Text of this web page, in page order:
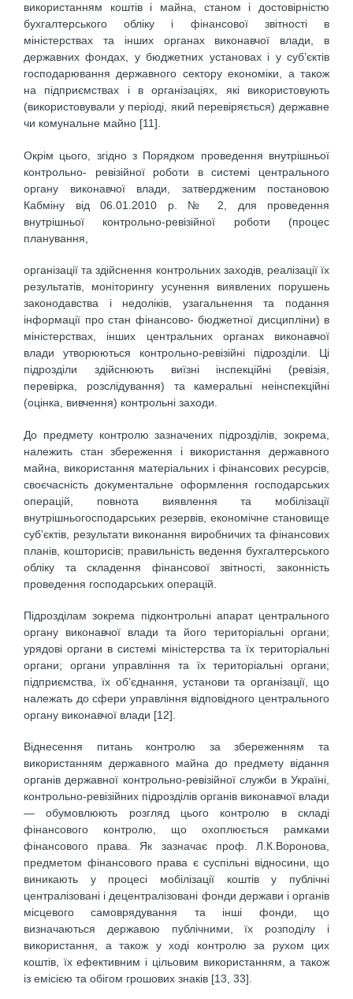
використанням коштів і майна, станом і достовірністю
бухгалтерського обліку і фінансової звітності в
міністерствах та інших органах виконавчої влади, в
державних фондах, у бюджетних установах і у суб’єктів
господарювання державного сектору економіки, а також
на підприємствах і в організаціях, які використовують
(використовували у періоді, який перевіряється) державне
чи комунальне майно [11].
Окрім цього, згідно з Порядком проведення внутрішньої
контрольно- ревізійної роботи в системі центрального
органу виконавчої влади, затвердженим постановою
Кабміну від 06.01.2010 р. № 2, для проведення
внутрішньої контрольно-ревізійної роботи (процес
планування,
організації та здійснення контрольних заходів, реалізації їх
результатів, моніторингу усунення виявлених порушень
законодавства і недоліків, узагальнення та подання
інформації про стан фінансово- бюджетної дисципліни) в
міністерствах, інших центральних органах виконавчої
влади утворюються контрольно-ревізійні підрозділи. Ці
підрозділи здійснюють виїзні інспекційні (ревізія,
перевірка, розслідування) та камеральні неінспекційні
(оцінка, вивчення) контрольні заходи.
До предмету контролю зазначених підрозділів, зокрема,
належить стан збереження і використання державного
майна, використання матеріальних і фінансових ресурсів,
своєчасність документальне оформлення господарських
операцій, повнота виявлення та мобілізації
внутрішньогосподарських резервів, економічне становище
суб’єктів, результати виконання виробничих та фінансових
планів, кошторисів; правильність ведення бухгалтерського
обліку та складення фінансової звітності, законність
проведення господарських операцій.
Підрозділам зокрема підконтрольні апарат центрального
органу виконавчої влади та його територіальні органи;
урядові органи в системі міністерства та їх територіальні
органи; органи управління та їх територіальні органи;
підприємства, їх об’єднання, установи та організації, що
належать до сфери управління відповідного центрального
органу виконавчої влади [12].
Віднесення питань контролю за збереженням та
використанням державного майна до предмету відання
органів державної контрольно-ревізійної служби в Україні,
контрольно-ревізійних підрозділів органів виконавчої влади
— обумовлюють розгляд цього контролю в складі
фінансового контролю, що охоплюється рамками
фінансового права. Як зазначає проф. Л.К.Воронова,
предметом фінансового права є суспільні відносини, що
виникають у процесі мобілізації коштів у публічні
централізовані і децентралізовані фонди держави і органів
місцевого самоврядування та інші фонди, що
визначаються державою публічними, їх розподілу і
використання, а також у ході контролю за рухом цих
коштів, їх ефективним і цільовим використанням, а також
із емісією та обігом грошових знаків [13, 33].